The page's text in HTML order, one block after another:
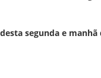
segunda e manhã